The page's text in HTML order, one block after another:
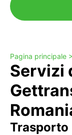
Pagina principale >
Servizi
Trasporto